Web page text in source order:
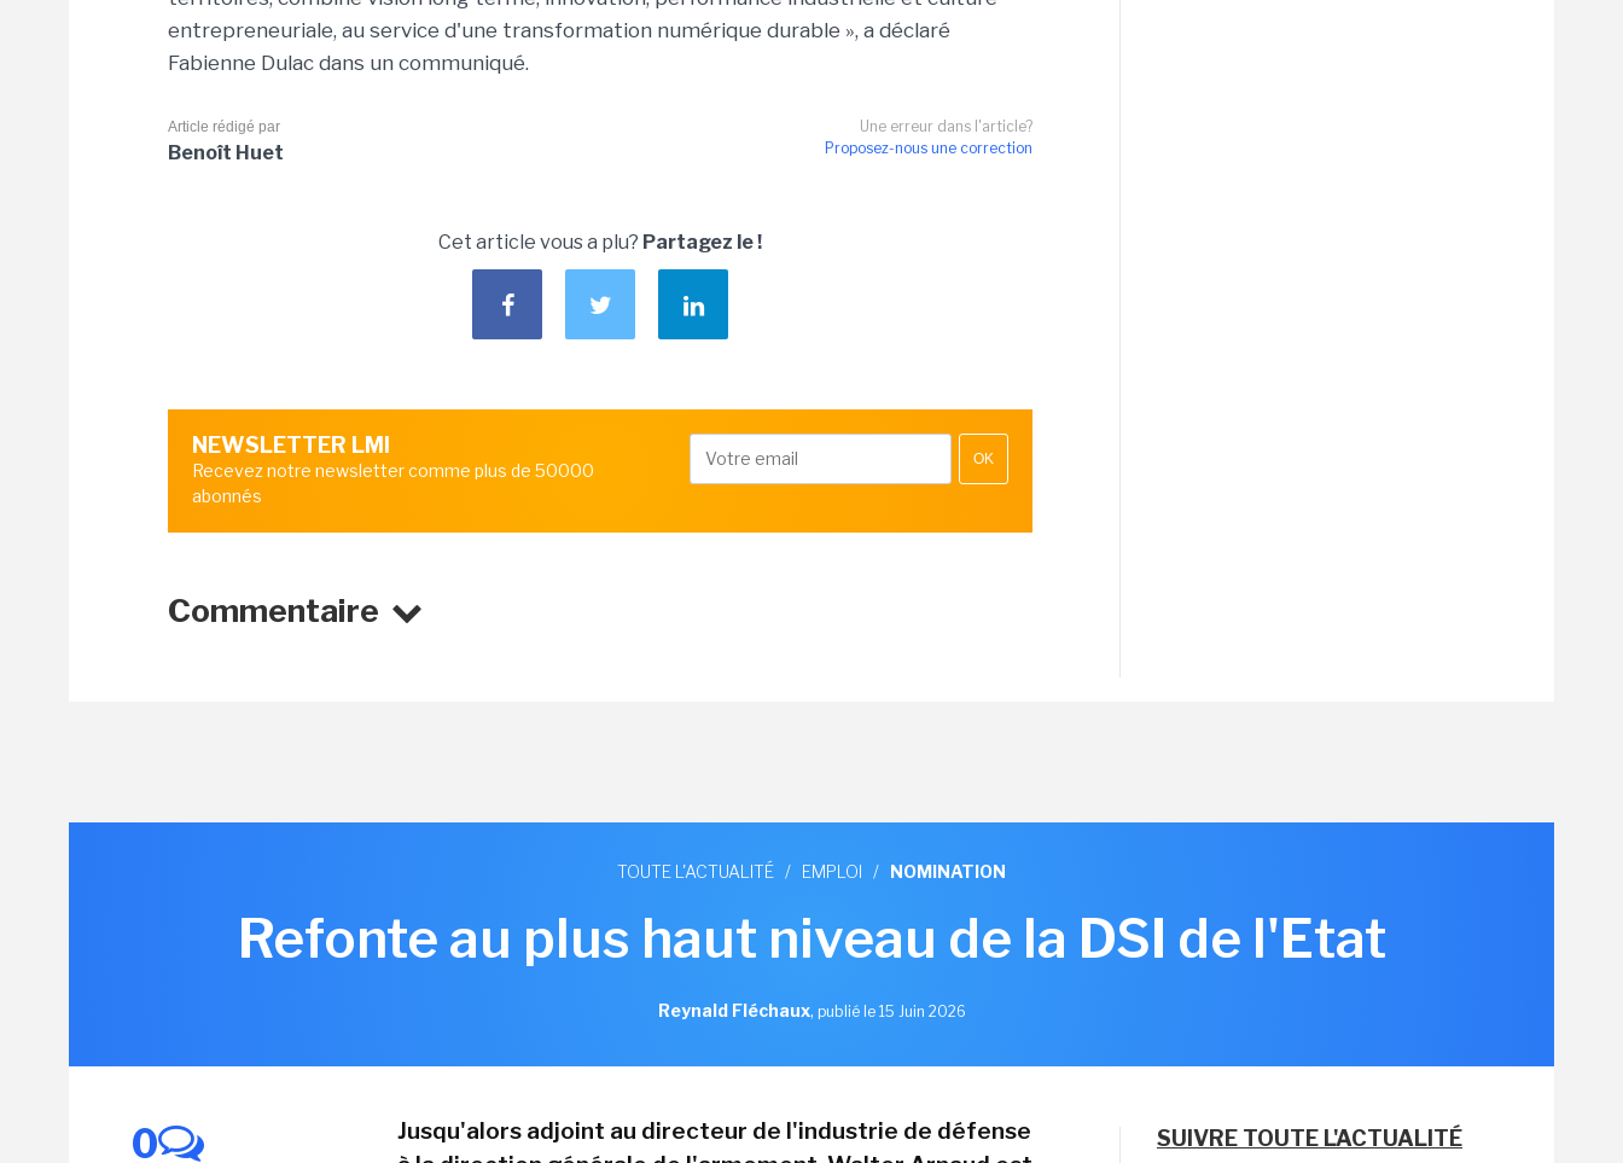
entrepreneuriale, au service d'une transformation numérique durable », a déclaré
Fabienne Dulac dans un communiqué.
Une erreur dans l'article?
Proposez-nous une correction
Article rédigé par
Benoît Huet
Cet article vous a plu? Partagez le !
NEWSLETTER LMI
Recevez notre newsletter comme plus de 50000
abonnés
OK
Commentaire
TOUTE L'ACTUALITÉ / EMPLOI / NOMINATION
Refonte au plus haut niveau de la DSI de l'Etat
Reynald Fléchaux, publié le 15 Juin 2026
0
Jusqu'alors adjoint au directeur de l'industrie de défense
SUIVRE TOUTE L'ACTUALITÉ